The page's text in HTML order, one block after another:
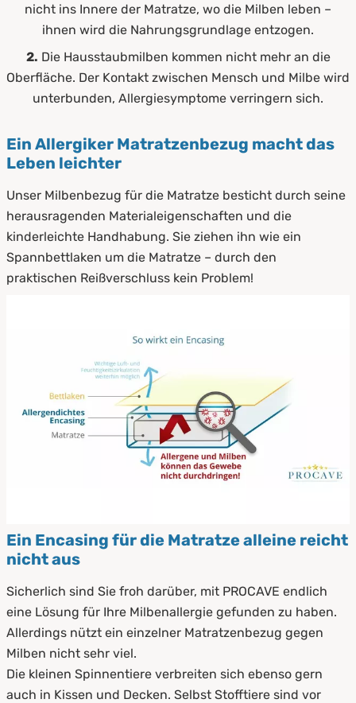
nicht ins Innere der Matratze, wo die Milben leben –
ihnen wird die Nahrungsgrundlage entzogen.
2. Die Hausstaubmilben kommen nicht mehr an die
Oberfläche. Der Kontakt zwischen Mensch und Milbe wird
unterbunden, Allergiesymptome verringern sich.
Ein Allergiker Matratzenbezug macht das
Leben leichter
Unser Milbenbezug für die Matratze besticht durch seine
herausragenden Materialeigenschaften und die
kinderleichte Handhabung. Sie ziehen ihn wie ein
Spannbettlaken um die Matratze – durch den
praktischen Reißverschluss kein Problem!
Ein Encasing für die Matratze alleine reicht
nicht aus
Sicherlich sind Sie froh darüber, mit PROCAVE endlich
eine Lösung für Ihre Milbenallergie gefunden zu haben.
Allerdings nützt ein einzelner Matratzenbezug gegen
Milben nicht sehr viel.
Die kleinen Spinnentiere verbreiten sich ebenso gern
auch in Kissen und Decken. Selbst Stofftiere sind vor